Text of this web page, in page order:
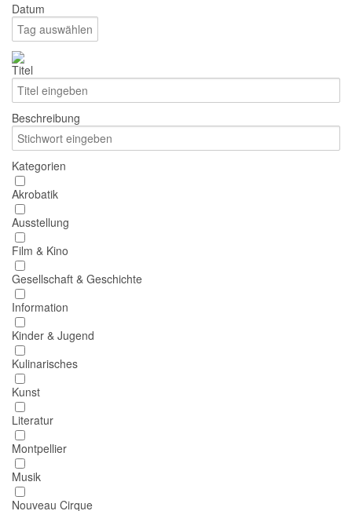
Datum
Titel
Beschreibung
Kategorien
Akrobatik
Ausstellung
Film & Kino
Gesellschaft & Geschichte
Information
Kinder & Jugend
Kulinarisches
Kunst
Literatur
Montpellier
Musik
Nouveau Cirque